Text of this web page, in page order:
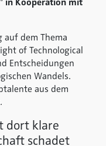
“ in Kooperation mit
auf dem Thema
of Technological
Entscheidungen
Wandels.
aus dem
dort klare
schadet